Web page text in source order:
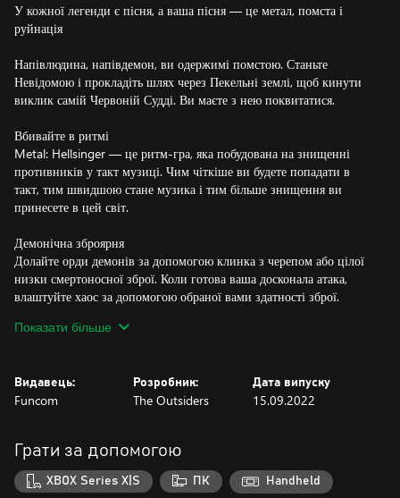
У кожної легенди є пісня, а ваша пісня — це метал, помста і
руйнація
Напівлюдина, напівдемон, ви одержимі помстою. Станьте
Невідомою і прокладіть шлях через Пекельні землі, щоб кинути
виклик самій Червоній Судді. Ви маєте з нею поквитатися.
Вбивайте в ритмі
Metal: Hellsinger — це ритм-гра, яка побудована на знищенні
противників у такт музиці. Чим чіткіше ви будете попадати в
такт, тим швидшою стане музика і тим більше знищення ви
принесете в цей світ.
Демонічна зброярня
Долайте орди демонів за допомогою клинка з черепом або цілої
низки смертоносної зброї. Коли готова ваша досконала атака,
влаштуйте хаос за допомогою обраної вами здатності зброї.
Режим «Орда»
проходження приймайте жорстокі рішення про те, які
покращення вибрати, та перетворіть себе на справжню машину
Оригінальний саундтрек, відзначений багатьма нагородами
Кожен трек був створений спеціально для гри зусиллями
композиторів Two Feathers та голосами ікон рок-музики, такими
Показати більше
Видавець:
Funcom
Розробник:
The Outsiders
Дата випуску
15.09.2022
Грати за допомогою
XBOX Series X|S ПК Handheld